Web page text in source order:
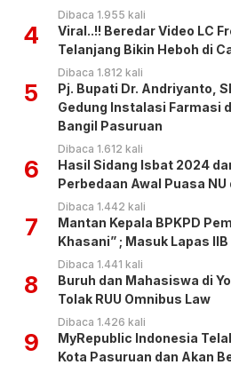
Dibaca 1.955 kali
4
Viral..!! Beredar Video LC
Telanjang Bikin Heboh di
Dibaca 1.812 kali
5
Pj. Bupati Dr. Andriyanto,
Gedung Instalasi Farmasi
Bangil Pasuruan
Dibaca 1.612 kali
6
Hasil Sidang Isbat 2024
Perbedaan Awal Puasa
Dibaca 1.442 kali
7
Mantan Kepala BPKPD
Khasani” ; Masuk Lapas
Dibaca 1.441 kali
8
Buruh dan Mahasiswa di
Tolak RUU Omnibus Law
Dibaca 1.426 kali
9
MyRepublic Indonesia
Kota Pasuruan dan Akan